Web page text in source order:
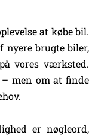
at købe bil.
nyere brugte biler,
vores værksted.
men om at finde
er nøgleord,